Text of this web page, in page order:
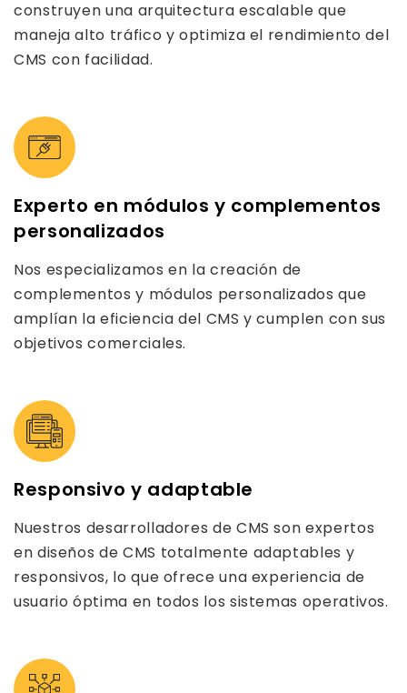
construyen una arquitectura escalable que
maneja alto tráfico y optimiza el rendimiento del
CMS con facilidad.
Experto en módulos y complementos
personalizados
Nos especializamos en la creación de
complementos y módulos personalizados que
amplían la eficiencia del CMS y cumplen con sus
objetivos comerciales.
Responsivo y adaptable
Nuestros desarrolladores de CMS son expertos
en diseños de CMS totalmente adaptables y
responsivos, lo que ofrece una experiencia de
usuario óptima en todos los sistemas operativos.